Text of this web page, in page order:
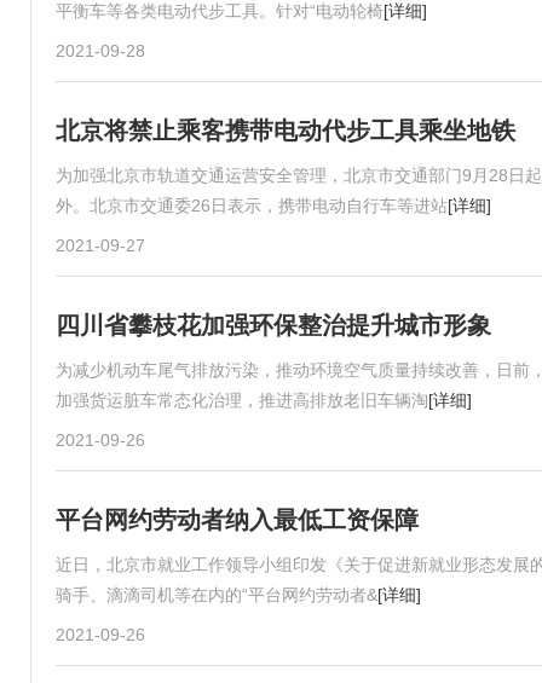
平衡车等各类电动代步工具。针对“电动轮椅[详细]
2021-09-28
北京将禁止乘客携带电动代步工具乘坐地铁
为加强北京市轨道交通运营安全管理，北京市交通部门9月28日
外。北京市交通委26日表示，携带电动自行车等进站[详细]
2021-09-27
四川省攀枝花加强环保整治提升城市形象
为减少机动车尾气排放污染，推动环境空气质量持续改善，日
加强货运脏车常态化治理，推进高排放老旧车辆淘[详细]
2021-09-26
平台网约劳动者纳入最低工资保障
近日，北京市就业工作领导小组印发《关于促进新就业形态发
骑手、滴滴司机等在内的“平台网约劳动者&[详细]
2021-09-26